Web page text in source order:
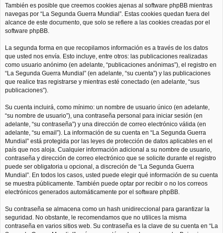
También es posible que creemos cookies ajenas al software phpBB mientras
navegas por “La Segunda Guerra Mundial”. Estas cookies quedan fuera del
alcance de este documento, que solo se refiere a las cookies creadas por el
software phpBB.
La segunda forma en que recopilamos información es a través de los datos
que usted nos envía. Esto incluye, entre otros: las publicaciones realizadas
como usuario anónimo (en adelante, “publicaciones anónimas”), el registro en
“La Segunda Guerra Mundial” (en adelante, “su cuenta”) y las publicaciones
que realice tras registrarse y mientras esté conectado (en adelante, “sus
publicaciones”).
Su cuenta incluirá, como mínimo: un nombre de usuario único (en adelante,
“su nombre de usuario”), una contraseña personal para iniciar sesión (en
adelante, “su contraseña”) y una dirección de correo electrónico válida (en
adelante, “su email”). La información de su cuenta en “La Segunda Guerra
Mundial” está protegida por las leyes de protección de datos aplicables en el
país que nos aloja. Cualquier información adicional a su nombre de usuario,
contraseña y dirección de correo electrónico que se solicite durante el registro
puede ser obligatoria u opcional, a discreción de “La Segunda Guerra
Mundial”. En todos los casos, usted puede elegir qué información de su cuenta
se muestra públicamente. También puede optar por recibir o no los correos
electrónicos generados automáticamente por el software phpBB.
Su contraseña se almacena como un hash unidireccional para garantizar la
seguridad. No obstante, le recomendamos que no utilices la misma
contraseña en varios sitios web. Su contraseña es la clave de su cuenta en “La